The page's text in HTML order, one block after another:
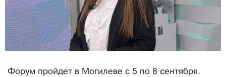
Форум пройдет в Могилеве с 5 по 8 сентября.